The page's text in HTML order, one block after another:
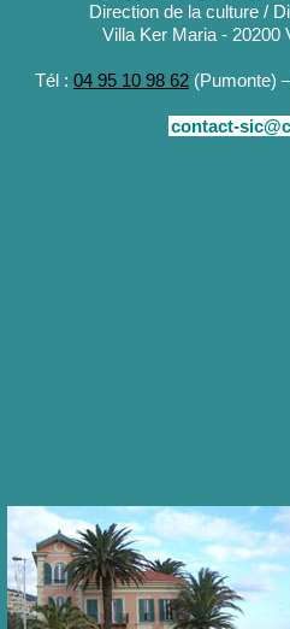
Direction de la culture /
Villa Ker Maria - 20200
Tél : 04 95 10 98 62 (Pumonte)
contact-